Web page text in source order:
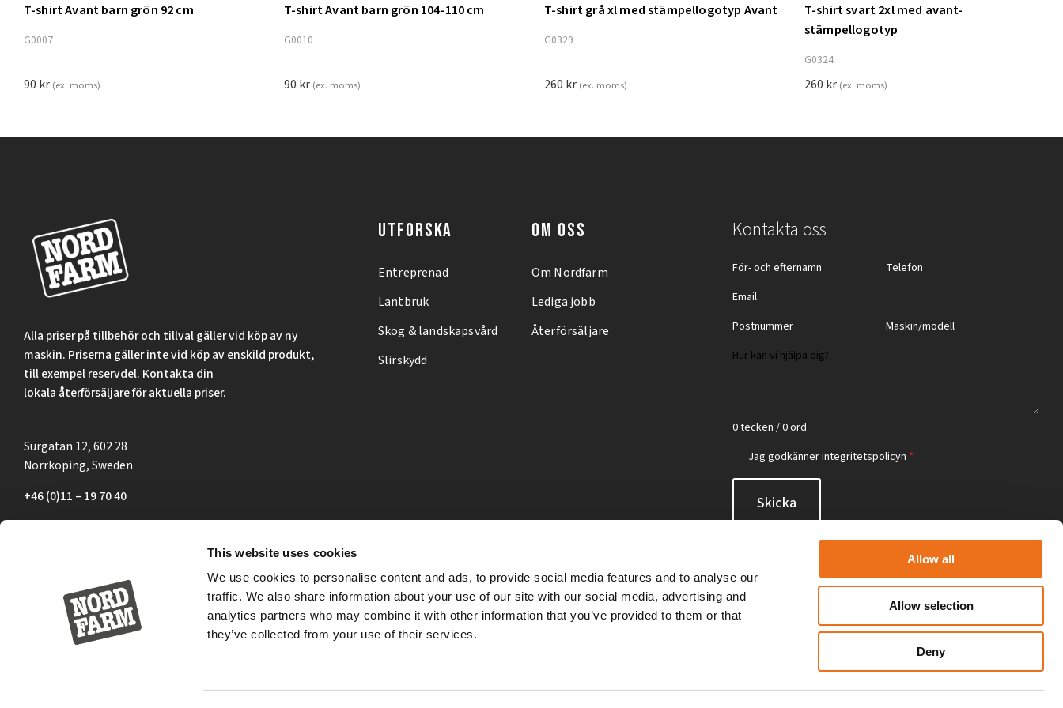
This website uses cookies
We use cookies to personalise content and ads, to provide social media features and to analyse our
traffic. We also share information about your use of our site with our social media, advertising and
analytics partners who may combine it with other information that you’ve provided to them or that
they’ve collected from your use of their services.
Allow all
Allow selection
Deny
Lägg till i varukorg
T-shirt Avant barn grön 92 cm
G0007
90 kr (ex. moms)
Lägg till i varukorg
T-shirt Avant barn grön 104-110 cm
G0010
90 kr (ex. moms)
Lägg till i varukorg
T-shirt grå xl med stämpellogotyp Avant
G0329
260 kr (ex. moms)
T-shirt svart 2xl med avant-
stämpellogotyp
G0324
260 kr (ex. moms)
Alla priser på tillbehör och tillval gäller vid köp av ny
maskin. Priserna gäller inte vid köp av enskild produkt,
till exempel reservdel. Kontakta din
lokala återförsäljare för aktuella priser.
Surgatan 12, 602 28
Norrköping, Sweden
+46 (0)11 – 19 70 40
UTFORSKA
Entreprenad
Lantbruk
Skog & landskapsvård
Slirskydd
OM OSS
Om Nordfarm
Lediga jobb
Återförsäljare
Kontakta oss
0 tecken / 0 ord
Jag godkännerintegritetspolicyn *
Skicka